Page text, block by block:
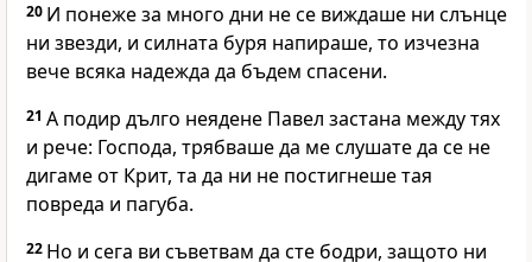
20 И понеже за много дни не се виждаше ни слънце
ни звезди, и силната буря напираше, то изчезна
вече всяка надежда да бъдем спасени.
21 А подир дълго неядене Павел застана между тях
и рече: Господа, трябваше да ме слушате да се не
дигаме от Крит, та да ни не постигнеше тая
повреда и пагуба.
22 Но и сега ви съветвам да сте бодри, защото ни